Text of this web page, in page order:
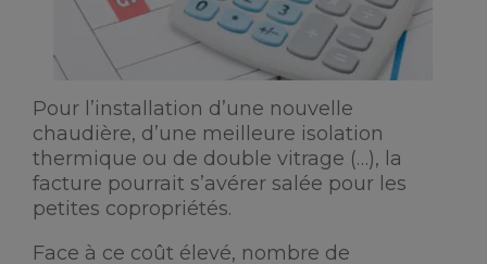
Pour l’installation d’une nouvelle
chaudière, d’une meilleure isolation
thermique ou de double vitrage (…), la
facture pourrait s’avérer salée pour les
petites copropriétés.
Face à ce coût élevé, nombre de